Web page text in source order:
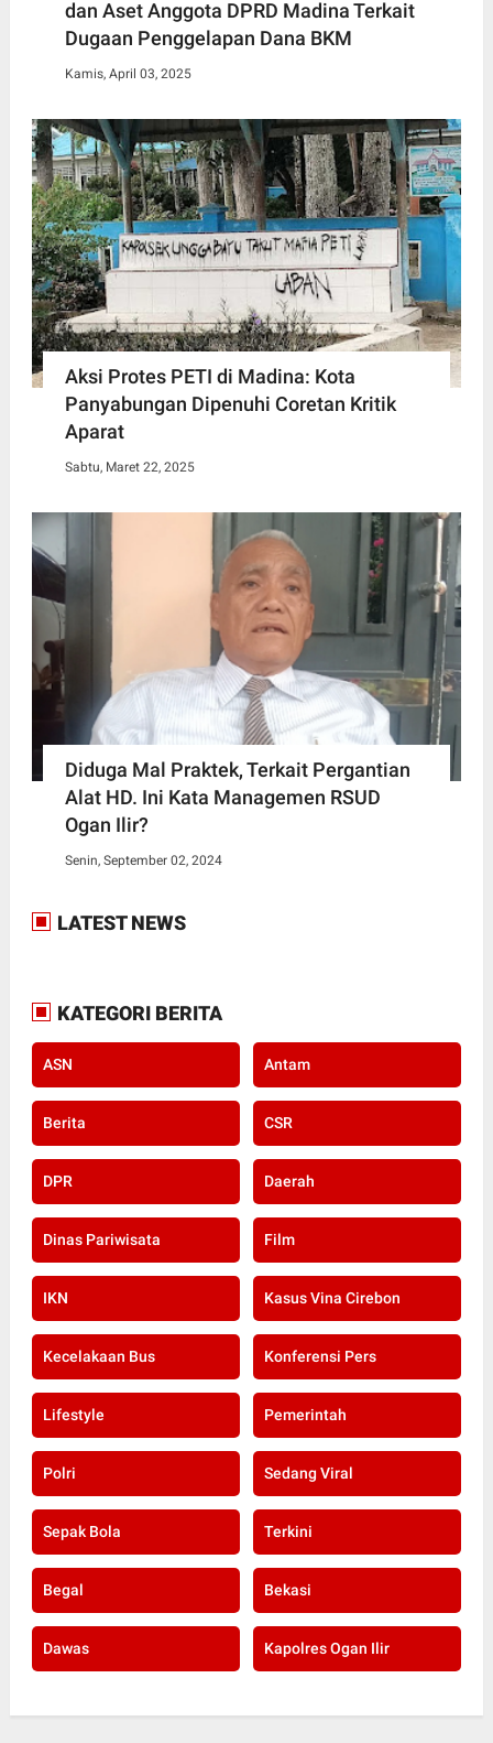
dan Aset Anggota DPRD Madina Terkait
Dugaan Penggelapan Dana BKM
Kamis, April 03, 2025
Aksi Protes PETI di Madina: Kota
Panyabungan Dipenuhi Coretan Kritik
Aparat
Sabtu, Maret 22, 2025
Diduga Mal Praktek, Terkait Pergantian
Alat HD. Ini Kata Managemen RSUD
Ogan Ilir?
Senin, September 02, 2024
LATEST NEWS
KATEGORI BERITA
ASN Antam
Berita CSR
DPR Daerah
Dinas Pariwisata Film
IKN Kasus Vina Cirebon
Kecelakaan Bus Konferensi Pers
Lifestyle Pemerintah
Polri Sedang Viral
Sepak Bola Terkini
Begal Bekasi
Dawas Kapolres Ogan Ilir